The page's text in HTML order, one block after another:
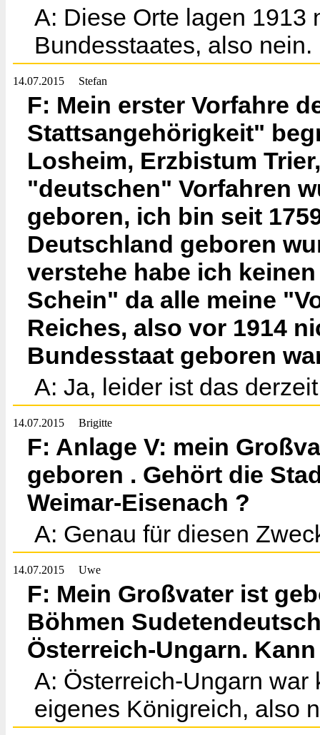
A: Diese Orte lagen 1913
Bundesstaates, also nein.
14.07.2015 Stefan
F: Mein erster Vorfahre
Stattsangehörigkeit"
Losheim, Erzbistum
"deutschen" Vorfahren
geboren, ich bin seit
Deutschland geboren
verstehe habe ich
Schein" da alle meine
Reiches, also vor 1914
Bundesstaat geboren
A: Ja, leider ist das
14.07.2015 Brigitte
F: Anlage V: mein
geboren . Gehört die
Weimar-Eisenach ?
A: Genau für diesen
14.07.2015 Uwe
F: Mein Großvater ist
Böhmen
Österreich-Ungarn.
A: Österreich-Ungarn
eigenes Königreich, also